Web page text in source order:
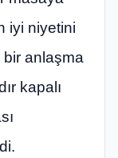
iyi niyetini
bir anlaşma
kapalı